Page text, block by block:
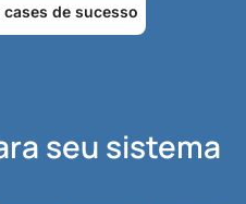
de sucesso
seu sistema